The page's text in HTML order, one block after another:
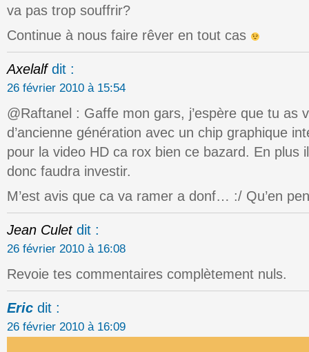
va pas trop souffrir?
Continue à nous faire rêver en tout cas
Axelalf dit :
26 février 2010 à 15:54
@Raftanel : Gaffe mon gars, j’espère que tu as
d’ancienne génération avec un chip graphique
pour la video HD ca rox bien ce bazard. En plus
donc faudra investir.
M’est avis que ca va ramer a donf… :/ Qu’en
Jean Culet dit :
26 février 2010 à 16:08
Revoie tes commentaires complètement nuls.
Eric dit :
26 février 2010 à 16:09